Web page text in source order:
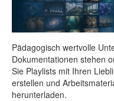
Pädagogisch wertvolle
Dokumentationen stehen
Sie Playlists mit Ihren
erstellen und
herunterladen.